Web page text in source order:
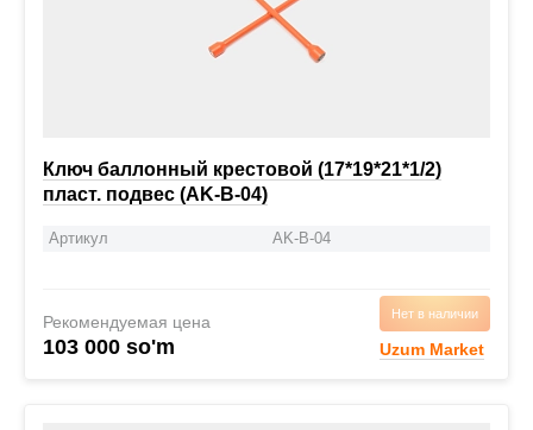
Ключ баллонный крестовой (17*19*21*1/2)
пласт. подвес (AK-B-04)
Артикул AK-B-04
Рекомендуемая цена
103 000 so'm
Нет в наличии
Uzum Market